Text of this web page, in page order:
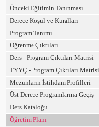
Önceki Eğitimin Tanınması
Derece Koşul ve Kuralları
Program Tanımı
Öğrenme Çıktıları
Ders - Program Çıktıları Matrisi
TYYÇ - Program Çıktıları Matrisi
Mezunların İstihdam Profilleri
Üst Derece Programlarına Geçiş
Ders Kataloğu
Öğretim Planı